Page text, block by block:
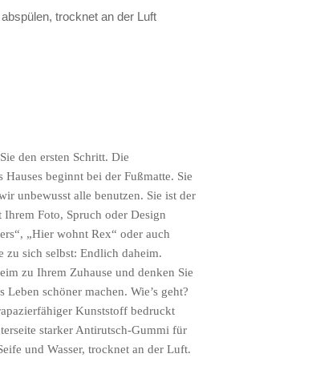
trocknet an der Luft
den ersten Schritt. Die
beginnt bei der Fußmatte. Sie
unbewusst alle benutzen. Sie ist der
Foto, Spruch oder Design
„Hier wohnt Rex“ oder auch
zu sich selbst: Endlich daheim.
zu Ihrem Zuhause und denken Sie
schöner machen. Wie’s geht?
Kunststoff bedruckt
starker Antirutsch-Gummi für
und Wasser, trocknet an der Luft.